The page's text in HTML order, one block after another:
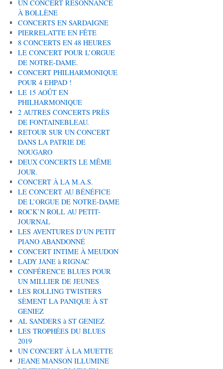
UN CONCERT RÉSONNANCE
À BOLLÈNE
CONCERTS EN SARDAIGNE
PIERRELATTE EN FÊTE
8 CONCERTS EN 48 HEURES
LE CONCERT POUR L’ORGUE
DE NOTRE-DAME.
CONCERT PHILHARMONIQUE
POUR 4 EHPAD !
LE 15 AOÛT EN
PHILHARMONIQUE
2 AUTRES CONCERTS PRÈS
DE FONTAINEBLEAU.
RETOUR SUR UN CONCERT
DANS LA PATRIE DE
NOUGARO
DEUX CONCERTS LE MÊME
JOUR.
CONCERT À LA M.A.S.
LE CONCERT AU BÉNÉFICE
DE L’ORGUE DE NOTRE-DAME
ROCK’N ROLL AU PETIT-
JOURNAL
LES AVENTURES D’UN PETIT
PIANO ABANDONNÉ
CONCERT INTIME À MEUDON
LADY JANE à RIGNAC
CONFÉRENCE BLUES POUR
UN MILLIER DE JEUNES
LES ROLLING TWISTERS
SÈMENT LA PANIQUE À ST
GENIEZ
AL SANDERS à ST GENIEZ
LES TROPHÉES DU BLUES
2019
UN CONCERT À LA MUETTE
JEANE MANSON ILLUMINE